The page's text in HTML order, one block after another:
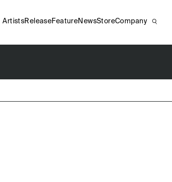
ArtistsReleaseFeature NewsStoreCompany